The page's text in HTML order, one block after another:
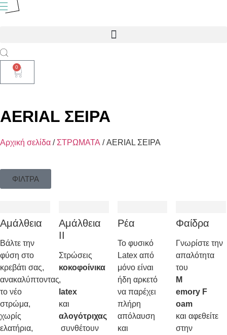
0
AERIAL ΣΕΙΡΑ
Αρχική σελίδα / ΣΤΡΩΜΑΤΑ / AERIAL ΣΕΙΡΑ
ΦΙΛΤΡΑ
Αμάλθεια
Βάλτε την
φύση στο
κρεβάτι σας,
ανακαλύπτοντας
το νέο
στρώμα,
χωρίς
ελατήρια,
Αμάλθεια
ΙΙ
Στρώσεις
κοκοφοίνικα
,
latex
και
αλογότριχας
συνθέτουν
Ρέα
Το φυσικό
Latex από
μόνο είναι
ήδη αρκετό
να παρέχει
πλήρη
απόλαυση
και
Φαίδρα
Γνωρίστε την
απαλότητα
του
Μ
emory F
oam
και αφεθείτε
στην